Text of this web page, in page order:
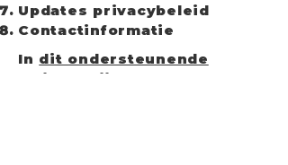
Updates privacybeleid
Contactinformatie
In dit ondersteunende
artikel
krijgt u meer